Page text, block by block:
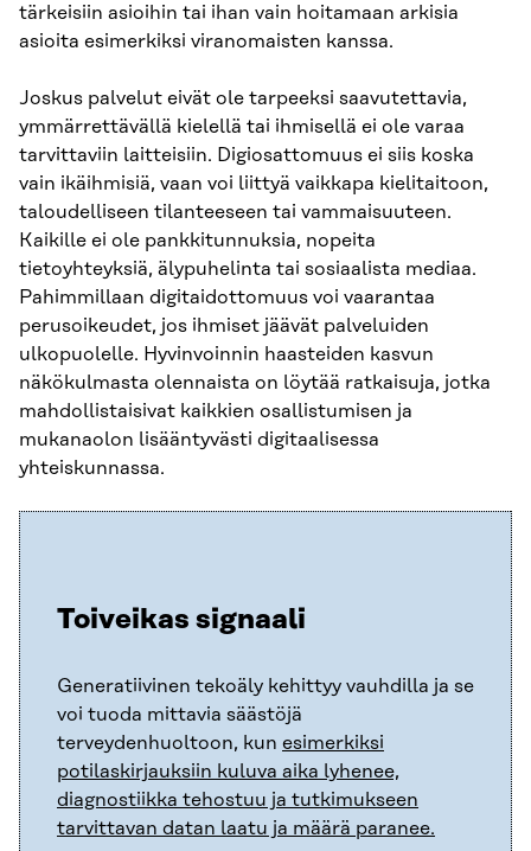
tärkeisiin asioihin tai ihan vain hoitamaan arkisia
asioita esimerkiksi viranomaisten kanssa.
Joskus palvelut eivät ole tarpeeksi saavutettavia,
ymmärrettävällä kielellä tai ihmisellä ei ole varaa
tarvittaviin laitteisiin. Digiosattomuus ei siis koska
vain ikäihmisiä, vaan voi liittyä vaikkapa kielitaitoon,
taloudelliseen tilanteeseen tai vammaisuuteen.
Kaikille ei ole pankkitunnuksia, nopeita
tietoyhteyksiä, älypuhelinta tai sosiaalista mediaa.
Pahimmillaan digitaidottomuus voi vaarantaa
perusoikeudet, jos ihmiset jäävät palveluiden
ulkopuolelle. Hyvinvoinnin haasteiden kasvun
näkökulmasta olennaista on löytää ratkaisuja, jotka
mahdollistaisivat kaikkien osallistumisen ja
mukanaolon lisääntyvästi digitaalisessa
yhteiskunnassa.
Toiveikas signaali
Generatiivinen tekoäly kehittyy vauhdilla ja se
voi tuoda mittavia säästöjä
terveydenhuoltoon, kun esimerkiksi
potilaskirjauksiin kuluva aika lyhenee,
diagnostiikka tehostuu ja tutkimukseen
tarvittavan datan laatu ja määrä paranee.